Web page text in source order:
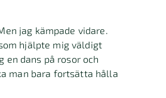
jag kämpade vidare.
hjälpte mig väldigt
dans på rosor och
man bara fortsätta hålla